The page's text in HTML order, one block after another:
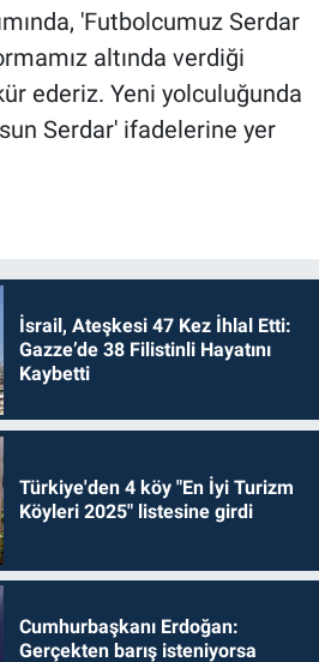
'Futbolcumuz Serdar
altında verdiği
ederiz. Yeni yolculuğunda
Serdar' ifadelerine yer
İsrail, Ateşkesi 47 Kez İhlal Etti:
Gazze’de 38 Filistinli Hayatını
Kaybetti
Türkiye'den 4 köy "En İyi Turizm
Köyleri 2025" listesine girdi
Cumhurbaşkanı Erdoğan:
Gerçekten barış isteniyorsa